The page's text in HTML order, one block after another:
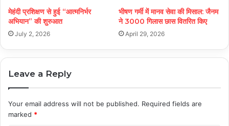
मेहंदी प्रशिक्षण से हुई “आत्मनिर्भर
अभियान” की शुरुआत
July 2, 2026
भीषण गर्मी में मानव सेवा की मिसाल: जैनम
ने 3000 गिलास छास वितरित किए
April 29, 2026
Leave a Reply
Your email address will not be published. Required fields are
marked *